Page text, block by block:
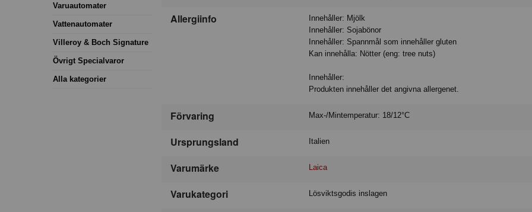
Varuautomater
Vattenautomater
Villeroy & Boch Signature
Övrigt Specialvaror
Alla kategorier
Allergiinfo
Innehåller: Mjölk
Innehåller: Sojabönor
Innehåller: Spannmål som innehåller gluten
Kan innehålla: Nötter (eng: tree nuts)
Innehåller:
Produkten innehåller det angivna allergenet.
Förvaring Max-/Mintemperatur: 18/12°C
Ursprungsland Italien
Varumärke Laica
Varukategori Lösviktsgodis inslagen